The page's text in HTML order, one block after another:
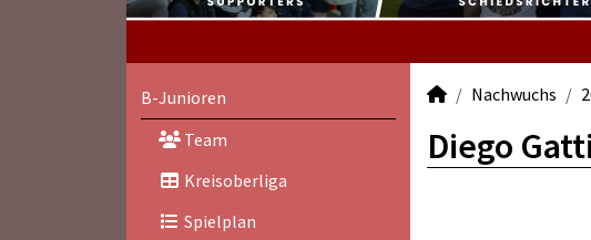
B-Junioren
Team
Kreisoberliga
Spielplan
Nachwuchs
Diego